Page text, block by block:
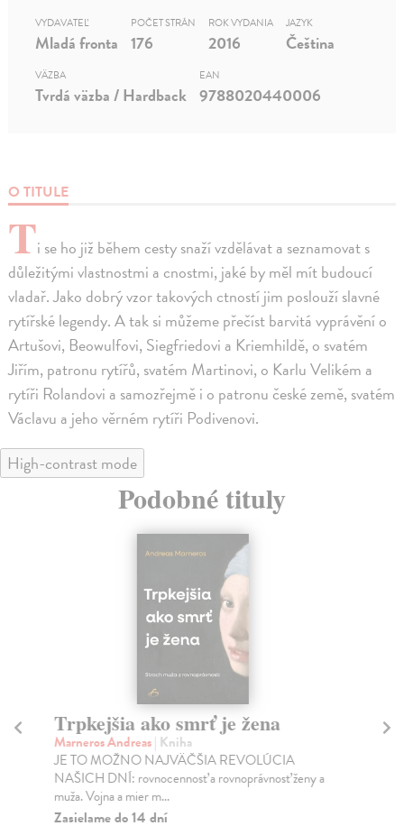
O TITULE
Ti se ho již během cesty snaží vzdělávat a seznamovat s
důležitými vlastnostmi a cnostmi, jaké by měl mít budoucí
vladař. Jako dobrý vzor takových ctností jim poslouží slavné
rytířské legendy. A tak si můžeme přečíst barvitá vyprávění o
Artušovi, Beowulfovi, Siegfriedovi a Kriemhildě, o svatém
Jiřím, patronu rytířů, svatém Martinovi, o Karlu Velikém a
rytíři Rolandovi a samozřejmě i o patronu české země, svatém
Václavu a jeho věrném rytíři Podivenovi.
VYDAVATEĽ
Mladá fronta
POČET STRÁN
176
ROK VYDANIA
2016
JAZYK
Čeština
VÄZBA
Tvrdá väzba / Hardback
EAN
9788020440006
High-contrast mode
Podobné tituly
Trpkejšia ako smrť je žena
Marneros Andreas| Kniha
JE TO MOŽNO NAJVÄČŠIA REVOLÚCIA
NAŠICH DNÍ: rovnocennosť a rovnoprávnosť ženy a
muža. Vojna a mier m...
Zasielame do 14 dní